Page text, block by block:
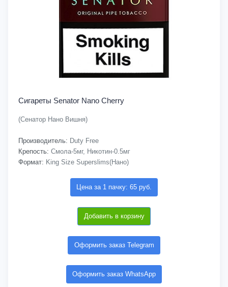
Сигареты Senator Nano Cherry
(Сенатор Нано Вишня)
Производитель: Duty Free
Крепость: Смола-5мг, Никотин-0.5мг
Формат: King Size Superslims(Нано)
Цена за 1 пачку: 65 руб.
Добавить в корзину
Оформить заказ Telegram
Оформить заказ WhatsApp